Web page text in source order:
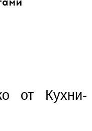
от Кухни-